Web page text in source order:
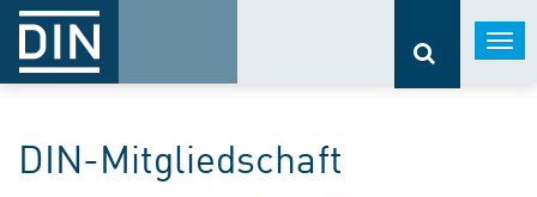
DIN-Mitgliedschaft